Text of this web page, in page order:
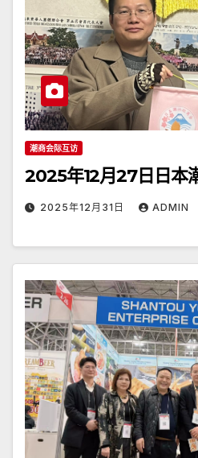
潮商会际互访
2025年12月27日日本
2025年12月31日 ADMIN